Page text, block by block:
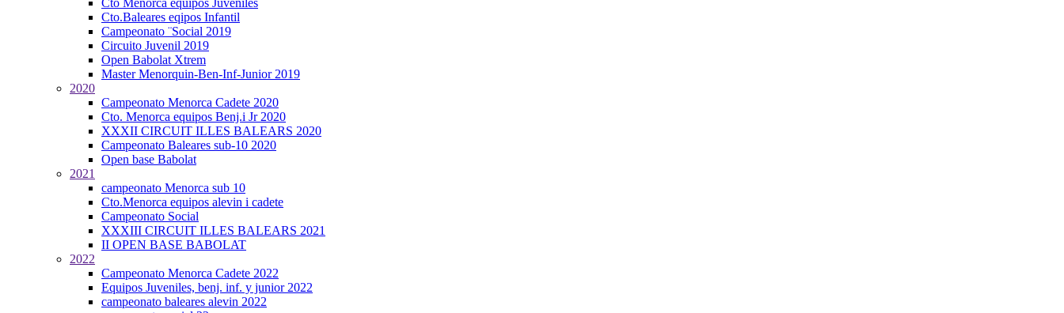
Cto Menorca equipos Juveniles
Cto.Baleares eqipos Infantil
Campeonato ¨Social 2019
Circuito Juvenil 2019
Open Babolat Xtrem
Master Menorquin-Ben-Inf-Junior 2019
2020
Campeonato Menorca Cadete 2020
Cto. Menorca equipos Benj.i Jr 2020
XXXII CIRCUIT ILLES BALEARS 2020
Campeonato Baleares sub-10 2020
Open base Babolat
2021
campeonato Menorca sub 10
Cto.Menorca equipos alevin i cadete
Campeonato Social
XXXIII CIRCUIT ILLES BALEARS 2021
II OPEN BASE BABOLAT
2022
Campeonato Menorca Cadete 2022
Equipos Juveniles, benj. inf. y junior 2022
campeonato baleares alevin 2022